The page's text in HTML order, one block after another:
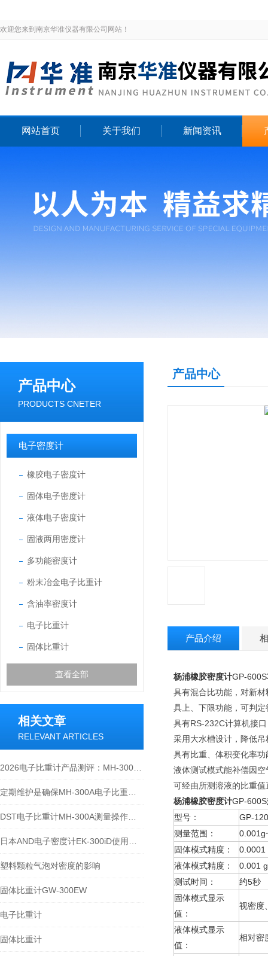
欢迎您来到南京华准仪器有限公司网站！
网站首页 关于我们 新闻资讯
产品中心
PRODUCTS CNETER
电子密度计
橡胶电子密度计
固体电子密度计
液体电子密度计
固液两用密度计
多功能密度计
粉末冶金电子比重计
含油率密度计
电子比重计
固体比重计
查看全部
相关文章
RELEVANT ARTICLES
塑料颗粒气泡对密度的影响
固体比重计GW-300EW
电子比重计
固体比重计
产品中心
产品介绍
杨浦橡胶密度计GP-600S
具有混合比功能，对新
具上、下限功能，可判
具有RS-232C计算机接
采用大水槽设计，降低
具有比重、体积变化率
液体测试模式能补偿因
可经由所测溶液的比重
杨浦橡胶密度计GP-600S
型号：
GP-
测量范围：
固体模式精度：
0.0001
液体模式精度：
0.001
测试时间：
约5秒
固体模式显示
值：
视密度
液体模式显示
值：
相对密